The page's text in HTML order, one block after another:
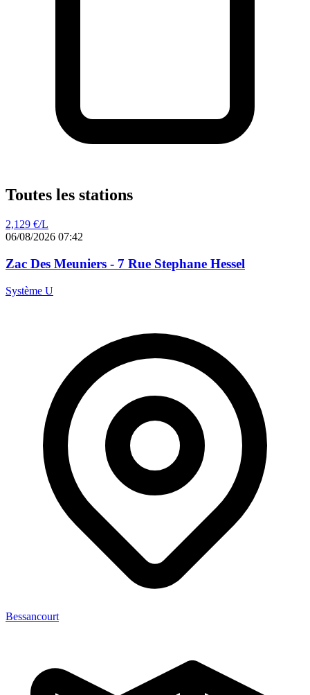
Toutes les stations
2,129 €/L
06/08/2026 07:42
Zac Des Meuniers - 7 Rue Stephane Hessel
Système U
Bessancourt